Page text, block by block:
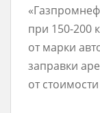
при 150-200
от марки
заправки
от